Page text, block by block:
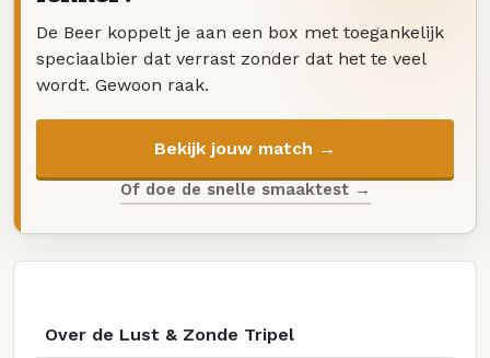
De Beer koppelt je aan een box met toegankelijk
speciaalbier dat verrast zonder dat het te veel
wordt. Gewoon raak.
Bekijk jouw match →
Of doe de snelle smaaktest →
Over de Lust & Zonde Tripel